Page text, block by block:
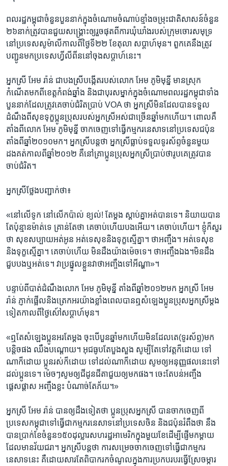
ពលរដ្ឋ​កម្ពុជា​ចំនួន​បួន​នាក់​ក្នុង​ចំណោម​ចំណាប់​ខ្មាំង​ចម្រុះ​ជាតិ​សាសន៍​ចំនួន​
២៦នាក់ត្រូវ​បាន​ជួយ​សង្គ្រោះ​ឲ្យ​រួច​ផុត​ពី​ការ​ឃុំឃាំង​របស់​ក្រុម​ចោរ​សមុទ្រ​
នៅប្រទេស​សូម៉ាលីកាល​ពី​ថ្ងៃ​ទី២២ ខែ​តុលា ​សប្ដាហ៍​មុន។​ ពួកគេនឹង​ត្រូវ​
បញ្ជូន​មក​ប្រទេស​ហ្វីលីពីន​នៅ​ចុង​សប្តាហ៍​នេះ។
អ្នកស្រី​ អែម ​រ៉ាន់​ ជា​បង​ស្រី​បង្កើត​របស់​លោក​ អែម ភូមិមុន្នី​ មាន​ស្រុក​
កំណើត​មក​ពី​ខេត្ត​កំពង់ឆ្នាំង​ និង​ជា​បុរស​ម្នាក់​ក្នុង​ចំណោម​ពលរដ្ឋ​កម្ពុជា​ទាំង​
បួន​នាក់​ដែល​ត្រូវ​គេ​ចាប់​ជំរិតប្រាប់ VOA ​ថា អ្នកស្រីមិន​ដែល​បាន​ទទួល​
ដំណឹង​ពី​សុខ​ទុក្ខ​ប្អូន​ប្រុស​របស់​អ្នកស្រី​អស់​ជា​ច្រើន​ឆ្នាំ​មក​ហើយ។​ ពោល​គឺ​
តាំង​ពី​លោក​ អែម ភូមិមុន្នី​ ចាកចេញ​ទៅ​ធ្វើ​កម្មករ​នេសាទ​នៅ​ប្រទេស​ជប៉ុន​
តាំង​ពីឆ្នាំ២០១០មក។​ អ្នកស្រីបន្ត​ថា អ្នកស្រី​ធ្លាប់ទទួលទូរស័ព្ទចំនួនមួយ​
ដងគត់​កាលពី​ឆ្នាំ​២០១២​ គឺ​នៅ​គ្រា​ប្អូន​ប្រុស​អ្នកស្រី​ប្រាប់​ថា​រូប​គេ​ត្រូវ​បាន​
ចាប់​ជំរិត។
អ្នក​ស្រី​ថ្លែង​បញ្ជាក់​ថា៖
«នៅ​លើ​ទូក​ នៅ​លើ​កប៉ាល់​ ខ្យល់! តែ​ម្ដង ស្ដាប់​គ្នា​អត់​បាន​ទេ។ និយាយ​បាន​
តែ​ប៉ុន្មាន​ម៉ាត់​ទេ គ្រាន់​តែ​ថា ​គេ​ចាប់​ហើយ​បង​អើយ។​ គេ​ចាប់​ហើយ។​ ខ្ញុំ​ក៏​សួរ​
ថា ​សុខសប្បាយ​អត់​អូន អត់​ទេ​សុខ​និង​ទុក្ខ​ស្មើគ្នា។ ថា​អញ្ចឹង។ អត់​ទេ​សុខ​
និង​ទុក្ខ​ស្មើគ្នា។ គេ​ចាប់​ហើយ មិន​ដឹង​យ៉ាង​ម៉េច​ទេ។​ ថា​អញ្ចឹង​ឯង។មិន​ដឹង​
ជួប​បង​ឬ​អត់​ទេ។​ ​វា​ប្រផ្នូល​ខ្លួន​វា​ថា​អញ្ចឹង​ទៅ​អី​ណ្ហា»។
បន្ទាប់​ពីបាត់​ដំណឹងលោក​ អែម ភូមិមុន្នី ​តាំង​ពី​ឆ្នាំ​២០១២​មក អ្នកស្រី​ អែម​
រ៉ាន់​ ភ្ញាក់​ផ្អើល​និង​ត្រេកអរ​យ៉ាង​ខ្លាំង​ពេល​បាន​ឮ​សំឡេង​ប្អូន​ប្រុស​អ្នកស្រី​ម្តង​
ទៀត​កាល​ពី​ថ្ងៃ​សៅ៍សប្ដាហ៍​មុន។
«ឮ​តែ​សំឡេង​ប្អូន​អរ​តែ​ម្ដង ចុះ​បើ​បួន​ឆ្នាំ​មក​ហើយ​មិន​ដែល​តេ​(ទូរស័ព្ទ)​មក
បន្តិច​ផង ឈឹង​បណ្ដោយ។ អុជ​ធូប​តែ​បួង​សួង សូម្បី​តែ​ទៅ​វត្ត​ក៏​ដោយ ទៅ​
ណា​ក៏​ដោយ​ ប្អូន​រស់​ក៏​ដោយ ទៅ​ដល់​ណា​ក៏​ដោយ​ សូម​ឲ្យ​អនុញ្ញផល​នេះ​ទៅ​
ដល់​ប្អូន​ទេ។ ម៉េចៗ​សូម​ឲ្យ​ជីដូនជីតា​ជួយ​ឲ្យ​មក​ផង។​ ចេះ​តែ​បន់​អញ្ចឹង​
ផ្ដេសផ្ដាស អញ្ចឹង​ខ្លះ បំណាច់​តែ​ភ័យ។»
អ្នកស្រី​ អែម​ រ៉ាន់​ បាន​ឲ្យ​ដឹង​ទៀត​ថា​ ប្អូនប្រុស​អ្នកស្រី បាន​ចាកចេញ​ពី​
ប្រទេស​កម្ពុជា​ទៅ​ធ្វើ​ជា​កម្មករ​នេសាទ​នៅ​ប្រទេស​ចិន​ និង​ជប៉ុន​រំពឹង​ថា ​នឹង​
បាន​ប្រាក់​ខែ​ចំនួន​១៥០​ដុល្លារ​សហរដ្ឋ​អាមេរិក​ក្នុង​មួយ​ខែដើម្បី​ផ្ញើ​មក​ម្ដាយ​
ដែល​មានវ័យ​ជរា។ អ្នក​ស្រី​បន្ត​ថា​ ការ​សម្រេចចាក​ចេញ​ទៅ​ធ្វើ​ជា​កម្មករ​
នេសាទ​នេះ គឺ​ដោយសារ​តែ​ពិបាក​រក​ចំណូល​ក្នុង​ការប្រកប​របរ​ធ្វើ​ស្រែ​ចម្ការ​